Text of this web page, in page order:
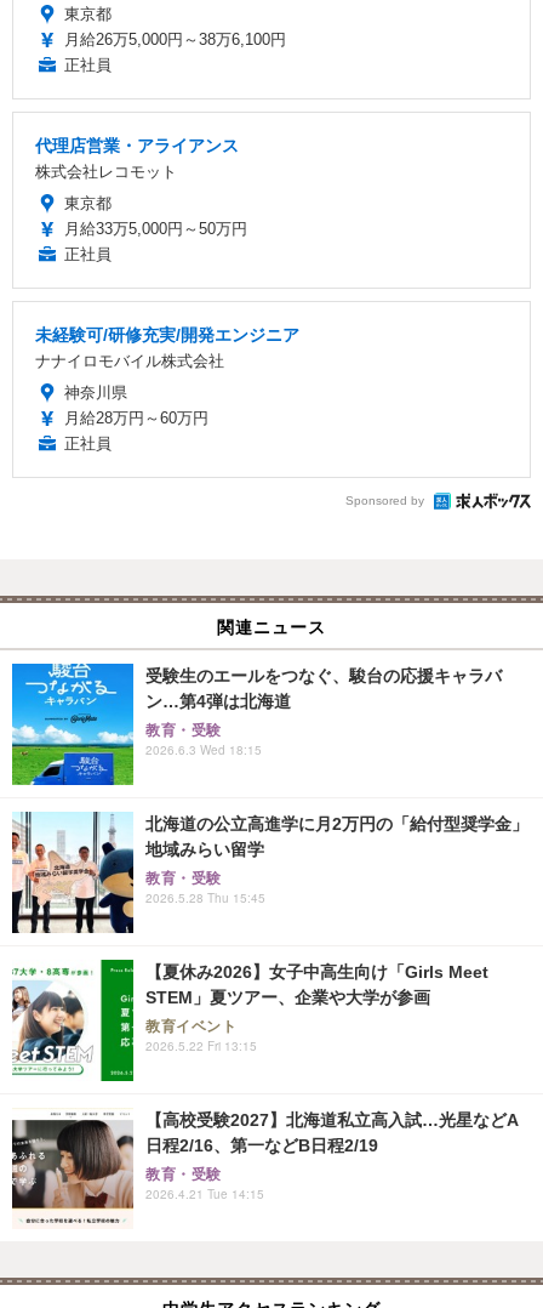
東京都
月給26万5,000円～38万6,100円
正社員
代理店営業・アライアンス
株式会社レコモット
東京都
月給33万5,000円～50万円
正社員
未経験可/研修充実/開発エンジニア
ナナイロモバイル株式会社
神奈川県
月給28万円～60万円
正社員
Sponsored by
関連ニュース
受験生のエールをつなぐ、駿台の応援キャラバ
ン…第4弾は北海道
教育・受験
2026.6.3 Wed 18:15
北海道の公立高進学に月2万円の「給付型奨学金」
地域みらい留学
教育・受験
2026.5.28 Thu 15:45
【夏休み2026】女子中高生向け「Girls Meet
STEM」夏ツアー、企業や大学が参画
教育イベント
2026.5.22 Fri 13:15
【高校受験2027】北海道私立高入試…光星などA
日程2/16、第一などB日程2/19
教育・受験
2026.4.21 Tue 14:15